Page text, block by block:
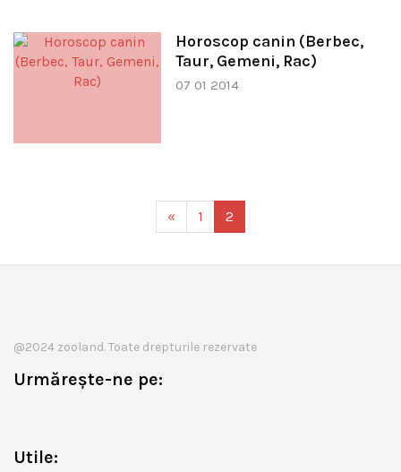
Horoscop canin (Berbec,
Taur, Gemeni, Rac)
07 01 2014
« 1 2
@2024 zooland. Toate drepturile rezervate
Urmărește-ne pe:
Utile: